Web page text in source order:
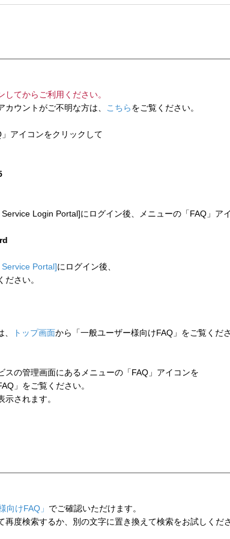
てからご利用ください。
ウントがご不明な方は、
こちらをご覧ください。
アイコンをクリックして
Login Portal]にログイン後、メニューの「FAQ」ア
Portal]にログイン後、
さい。
トップ画面から「一般ユーザー様向けFAQ」をご覧くださ
の管理画面にあるメニューの「FAQ」アイコンを
」をご覧ください。
されます。
けFAQ」 でご確認いただけます。
度検索するか、別の文字に置き換えて検索をお試しくださ